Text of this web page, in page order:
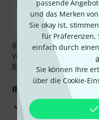
passende
und das Merken
Sie okay ist,
für Präferenzen,
einfach durch
Sie können Ihre
über die Cookie-
Bezahlen Sie vertraulich
Vorkasse, PayPal,
Klarna Ratenzahlung
Ihre Vorteile
3 Jahre Thomann